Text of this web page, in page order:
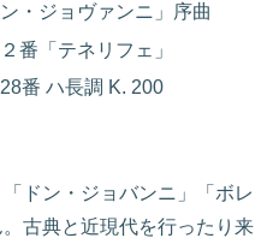
・ジョヴァンニ」序曲
番「テネリフェ」
番 ハ長調 K. 200
ドン・ジョバンニ」「ボレ
古典と近現代を行ったり来